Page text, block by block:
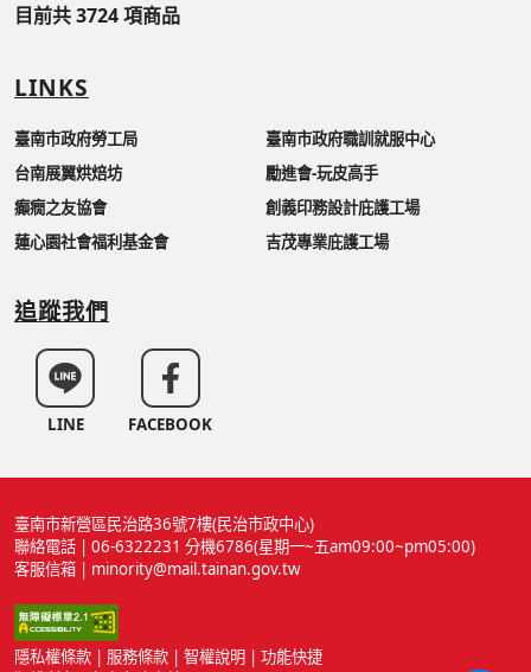
目前共 3724 項商品
LINKS
臺南市政府勞工局
臺南市政府職訓就服中心
台南展翼烘焙坊
勵進會-玩皮高手
癲癇之友協會
創義印務設計庇護工場
蓮心園社會福利基金會
吉茂專業庇護工場
追蹤我們
LINE FACEBOOK
隱私權條款 服務條款 智權說明
功能快捷
臺南市新營區民治路36號7樓(民治市政中心)
聯絡電話 | 06-6322231 分機6786(星期一~五am09:00~pm05:00)
客服信箱 | minority@mail.tainan.gov.tw